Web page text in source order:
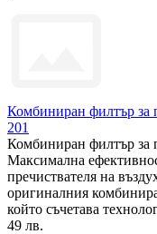
Комбиниран филтър за
201
Комбиниран филтър за
Максимална
пречиствателя на
оригиналния
който съчетава
49 лв.